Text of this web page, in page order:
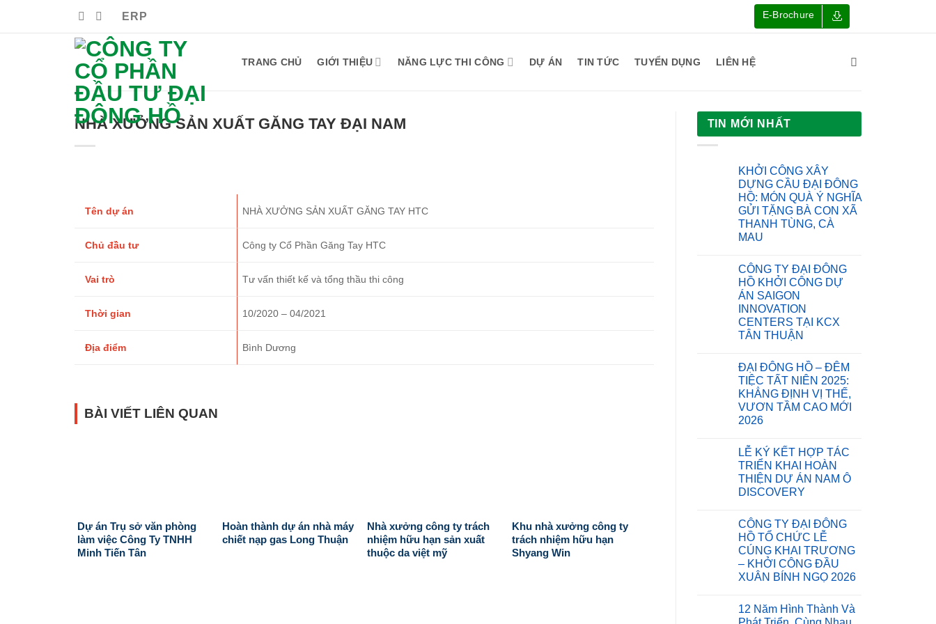
ERP E-Brochure
TRANG CHỦ GIỚI THIỆU NĂNG LỰC THI CÔNG DỰ ÁN TIN TỨC TUYỂN DỤNG LIÊN HỆ
NHÀ XƯỞNG SẢN XUẤT GĂNG TAY ĐẠI NAM
Tên dự án NHÀ XƯỞNG SẢN XUẤT GĂNG TAY HTC
Chủ đầu tư Công ty Cổ Phần Găng Tay HTC
Vai trò Tư vấn thiết kế và tổng thầu thi công
Thời gian 10/2020 – 04/2021
Địa điểm Bình Dương
BÀI VIẾT LIÊN QUAN
Dự án Trụ sở văn phòng
làm việc Công Ty TNHH
Minh Tiến Tân
Hoàn thành dự án nhà máy
chiết nạp gas Long Thuận
Nhà xưởng công ty trách
nhiệm hữu hạn sản xuất
thuộc da việt mỹ
Khu nhà xưởng công ty
trách nhiệm hữu hạn
Shyang Win
TIN MỚI NHẤT
KHỞI CÔNG XÂY
DỰNG CẦU ĐẠI ĐÔNG
HỒ: MÓN QUÀ Ý NGHĨA
GỬI TẶNG BÀ CON XÃ
THANH TÙNG, CÀ
MAU
bình
luận
ở
KHỞI
CÔNG
XÂY
DỰNG
CẦU
ĐẠI
MÓN
QUÀ
Ý
NGHĨA
GỬI
TẶNG
BÀ
THANH
TÙNG,
CÀ
MAU
CÔNG TY ĐẠI ĐÔNG
HỒ KHỞI CÔNG DỰ
ÁN SAIGON
INNOVATION
CENTERS TẠI KCX
TÂN THUẬN
bình
luận
ở
CÔNG
TY
ĐẠI
ĐÔNG
CÔNG
DỰ
ÁN
SAIGON
INNOVATION
CENTERS
TÂN
THUẬN
ĐẠI ĐÔNG HỒ – ĐÊM
TIỆC TẤT NIÊN 2025:
KHẲNG ĐỊNH VỊ THẾ,
VƯƠN TẦM CAO MỚI
2026
bình
luận
ở
ĐẠI
ĐÔNG
HỒ
TIỆC
TẤT
NIÊN
2025:
KHẲNG
ĐỊNH
VỊ
TẦM
CAO
LỄ KÝ KẾT HỢP TÁC
TRIỂN KHAI HOÀN
THIỆN DỰ ÁN NAM Ô
DISCOVERY
bình
luận
ở
LỄ
KẾT
HỢP
KHAI
HOÀN
CÔNG TY ĐẠI ĐÔNG
HỒ TỔ CHỨC LỄ
CÚNG KHAI TRƯƠNG
– KHỞI CÔNG ĐẦU
XUÂN BÍNH NGỌ 2026
bình
luận
12 Năm Hình Thành Và